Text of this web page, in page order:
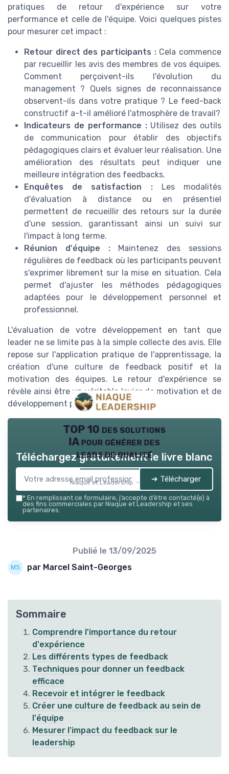
pratiques de retour d'expérience sur votre
performance et celle de l'équipe. Voici quelques pistes
pour mesurer cet impact :
Retour direct des participants :Cela commence
par recueillir les avis des membres de vos équipes.
Comment perçoivent-ils l'évolution du
management ? Quels signes de reconnaissance
observent-ils dans votre pratique ? Le feed-back
constructif a-t-il amélioré l'atmosphère de travail?
Indicateurs de performance :Utilisez des outils
de communication pour établir des objectifs
pédagogiques clairs et évaluer leur réalisation. Une
amélioration des résultats peut indiquer une
meilleure intégration des feedbacks.
Enquêtes de satisfaction :Les modalités
d'évaluation à distance ou en présentiel
permettent de recueillir des retours sur la durée
d'une session, garantissant ainsi un suivi sur
l'impact à long terme.
Réunion d'équipe :Maintenez des sessions
régulières de feedback où les participants peuvent
s'exprimer librement sur la mise en situation. Cela
permet d'ajuster les méthodes pédagogiques
adaptées pour le développement personnel et
professionnel.
L'évaluation de votre développement en tant que
leader ne se limite pas à la simple collecte des avis. Elle
repose sur l'application pratique de l'apprentissage, la
création d'une culture de feedback positif et la
motivation des équipes. Le retour d'expérience se
révèle ainsi être un véritable levier de motivation et de
développement personnel.
TOP 10 des solutions
IA pour générer des
leads de qualité
Niaque et Leadership — 2026
Téléchargez gratuitement le livre blanc
➔ Télécharger
* En remplissant ce formulaire, j’accepte d’être contacté(e) à
des fins commerciales par Niaque et Leadership et ses
partenaires.
Publié le 13/09/2025
par Marcel Saint-Georges
Sommaire
Comprendre l'importance du retour
d'expérience
Les différents types de feedback
Techniques pour donner un feedback
efficace
Recevoir et intégrer le feedback
Créer une culture de feedback au sein de
l'équipe
Mesurer l'impact du feedback sur le
leadership